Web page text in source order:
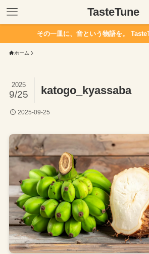
TasteTune
その一皿に、音という物語を。
ホーム
katogo_kyassaba
2025
9/25
2025-09-25